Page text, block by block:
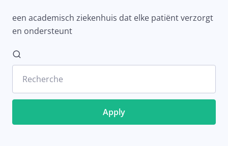
een academisch ziekenhuis dat elke patiënt verzorgt
en ondersteunt
Recherche